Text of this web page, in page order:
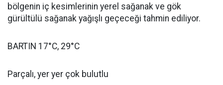
bölgenin iç kesimlerinin yerel sağanak ve gök
gürültülü sağanak yağışlı geçeceği tahmin ediliyor.
BARTIN 17°C, 29°C
Parçalı, yer yer çok bulutlu